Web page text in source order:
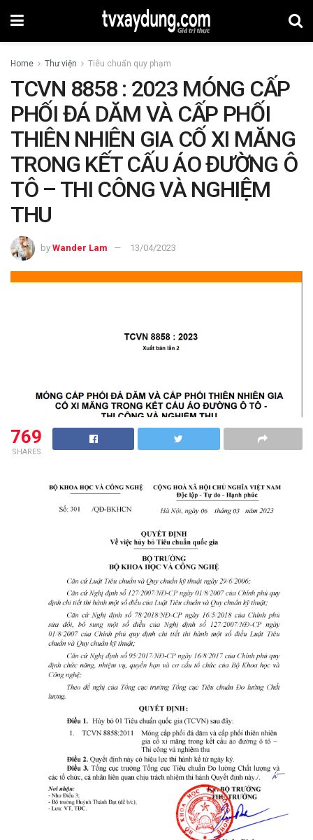
Home Thư viện Tiêu chuẩn quy phạm
TCVN 8858 : 2023 MÓNG CẤP
PHỐI ĐÁ DĂM VÀ CẤP PHỐI
THIÊN NHIÊN GIA CỐ XI MĂNG
TRONG KẾT CẤU ÁO ĐƯỜNG Ô
TÔ – THI CÔNG VÀ NGHIỆM
THU
by Wander Lam 13/04/2023
769
SHARES